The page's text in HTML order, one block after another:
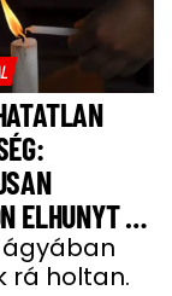
ELHUNYT A
FOCISTA
rá holtan.